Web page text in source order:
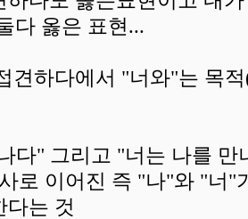
다 옳은 표현...
견하다에서 "너와"는 목
다" 그리고 "너는 나를 만
로 이어진 즉 "나"와 "너"
다는 것